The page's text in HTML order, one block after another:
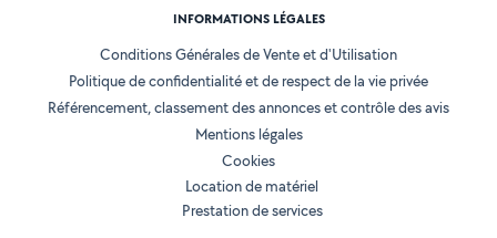
INFORMATIONS LÉGALES
Conditions Générales de Vente et d'Utilisation
Politique de confidentialité et de respect de la vie privée
Référencement, classement des annonces et contrôle des avis
Mentions légales
Cookies
Location de matériel
Prestation de services